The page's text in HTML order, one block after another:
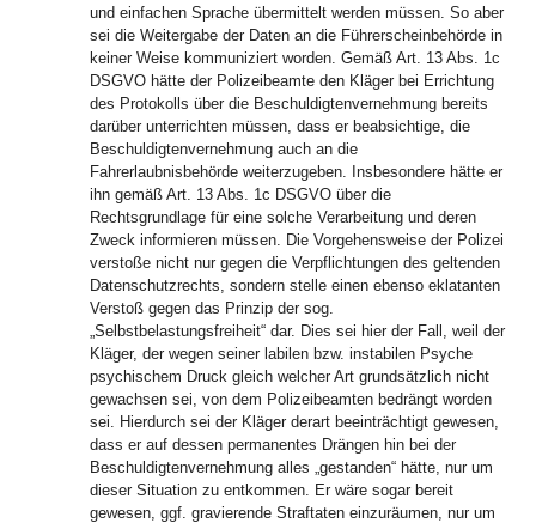
und einfachen Sprache übermittelt werden müssen. So aber
sei die Weitergabe der Daten an die Führerscheinbehörde in
keiner Weise kommuniziert worden. Gemäß Art. 13 Abs. 1c
DSGVO hätte der Polizeibeamte den Kläger bei Errichtung
des Protokolls über die Beschuldigtenvernehmung bereits
darüber unterrichten müssen, dass er beabsichtige, die
Beschuldigtenvernehmung auch an die
Fahrerlaubnisbehörde weiterzugeben. Insbesondere hätte er
ihn gemäß Art. 13 Abs. 1c DSGVO über die
Rechtsgrundlage für eine solche Verarbeitung und deren
Zweck informieren müssen. Die Vorgehensweise der Polizei
verstoße nicht nur gegen die Verpflichtungen des geltenden
Datenschutzrechts, sondern stelle einen ebenso eklatanten
Verstoß gegen das Prinzip der sog.
„Selbstbelastungsfreiheit“ dar. Dies sei hier der Fall, weil der
Kläger, der wegen seiner labilen bzw. instabilen Psyche
psychischem Druck gleich welcher Art grundsätzlich nicht
gewachsen sei, von dem Polizeibeamten bedrängt worden
sei. Hierdurch sei der Kläger derart beeinträchtigt gewesen,
dass er auf dessen permanentes Drängen hin bei der
Beschuldigtenvernehmung alles „gestanden“ hätte, nur um
dieser Situation zu entkommen. Er wäre sogar bereit
gewesen, ggf. gravierende Straftaten einzuräumen, nur um